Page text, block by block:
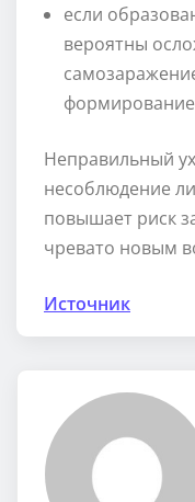
если
вероятны
Неправильный
несоблюдение
повышает риск
чревато новым
Источник